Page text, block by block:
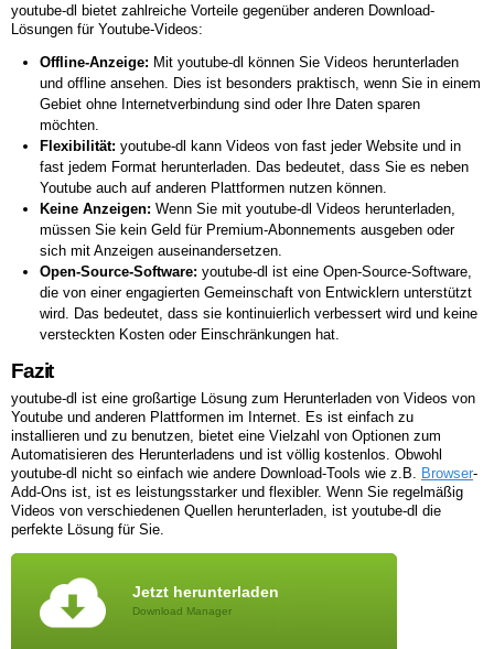
youtube-dl bietet zahlreiche Vorteile gegenüber anderen Download-
Lösungen für Youtube-Videos:
Offline-Anzeige: Mit youtube-dl können Sie Videos herunterladen
und offline ansehen. Dies ist besonders praktisch, wenn Sie in einem
Gebiet ohne Internetverbindung sind oder Ihre Daten sparen
möchten.
Flexibilität: youtube-dl kann Videos von fast jeder Website und in
fast jedem Format herunterladen. Das bedeutet, dass Sie es neben
Youtube auch auf anderen Plattformen nutzen können.
Keine Anzeigen: Wenn Sie mit youtube-dl Videos herunterladen,
müssen Sie kein Geld für Premium-Abonnements ausgeben oder
sich mit Anzeigen auseinandersetzen.
Open-Source-Software: youtube-dl ist eine Open-Source-Software,
die von einer engagierten Gemeinschaft von Entwicklern unterstützt
wird. Das bedeutet, dass sie kontinuierlich verbessert wird und keine
versteckten Kosten oder Einschränkungen hat.
Fazit
youtube-dl ist eine großartige Lösung zum Herunterladen von Videos von
Youtube und anderen Plattformen im Internet. Es ist einfach zu
installieren und zu benutzen, bietet eine Vielzahl von Optionen zum
Automatisieren des Herunterladens und ist völlig kostenlos. Obwohl
youtube-dl nicht so einfach wie andere Download-Tools wie z.B. Browser-
Add-Ons ist, ist es leistungsstarker und flexibler. Wenn Sie regelmäßig
Videos von verschiedenen Quellen herunterladen, ist youtube-dl die
perfekte Lösung für Sie.
Jetzt herunterladen
Download Manager